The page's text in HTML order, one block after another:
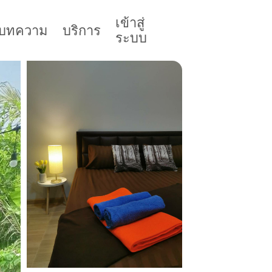
ทความ บริการ
เข้าสู่
ระบบ